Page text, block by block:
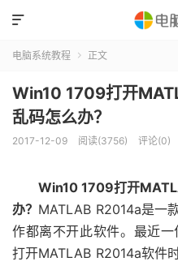

电脑系统教程  正文
Win10 1709打开
乱码怎么办？
2017-12-09 阅读(3756) 评论(0)
Win10 1709打开
办？ MATLAB R2014a是一
作都离不开此软件。最近
打开MATLAB R2014a软件